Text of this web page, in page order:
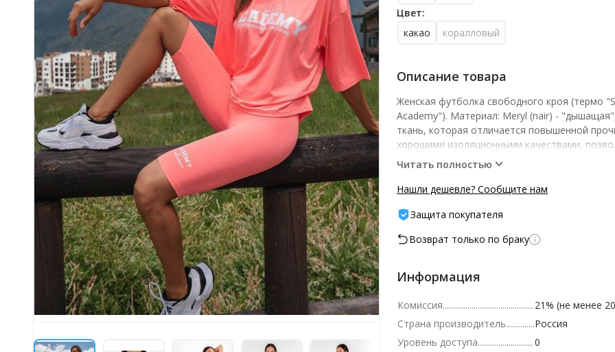
Цвет:
какао
коралловый
Описание товара
Женская футболка свободного кроя (термо
Academy"). Материал: Meryl (nair) -
ткань, которая отличается повышенной
хорошими изоляционными качествами,
телу удерживать естественное тепло. Этот
несколько раз превышает прочность шелка. Из
ощупь и по внешнему виду не отличающиеся
шелка, но превосходящие их по качеству.
быстро сохнет, прекрасно сохраняет форму,
90% Polyamide, 10% Elastane
Читать полностью
Нашли дешевле? Сообщите нам
Защита покупателя
Возврат только по браку
Информация
Комиссия
21% (не менее
Страна производитель
Россия
Уровень доступа
0